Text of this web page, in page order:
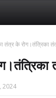
तंत्र के रोग।तंत्रिका
2024